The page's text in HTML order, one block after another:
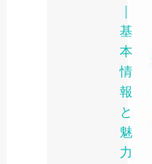
基
本
情
報
と
魅
力